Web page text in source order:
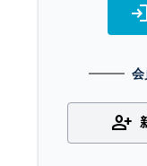
person_add